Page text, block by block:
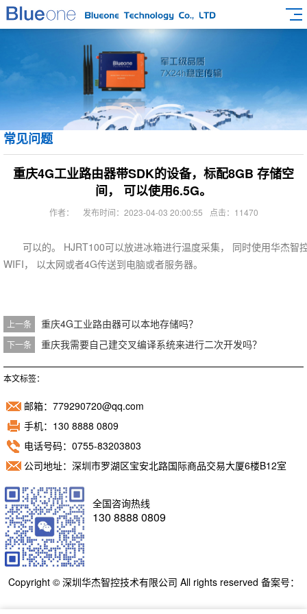
常见问题
重庆4G工业路由器带SDK的设备，标配8GB 存储空
间， 可以使用6.5G。
作者： 发布时间：2023-04-03 20:00:55 点击：11470
可以的。 HJRT100可以放进冰箱进行温度采集， 同时使用华杰
WIFI， 以太网或者4G传送到电脑或者服务器。
上一条 重庆4G工业路由器可以本地存储吗？
下一条 重庆我需要自己建交叉编译系统来进行二次开发吗？
本文标签：
邮箱：779290720@qq.com
手机：130 8888 0809
电话号码：0755-83203803
公司地址：深圳市罗湖区宝安北路国际商品交易大厦6楼B12室
全国咨询热线
130 8888 0809
Copyright © 深圳华杰智控技术有限公司 All rights reserved 备案号：